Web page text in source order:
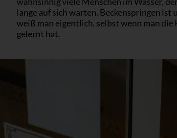
lange auf sich warten. Beckenspringen
weiß man eigentlich, selbst wenn man
gelernt hat.